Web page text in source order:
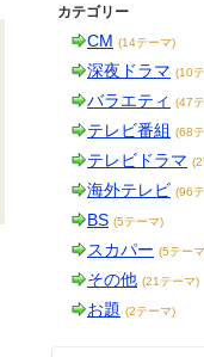
カテゴリー
CM (14テーマ)
深夜ドラマ (10
バラエティ (47
テレビ番組 (68
テレビドラマ
海外テレビ (96
BS (5テーマ)
スカパー (5テー
その他 (21テーマ)
お題 (2テーマ)